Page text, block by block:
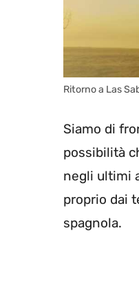
Ritorno a Las
Siamo di
possibilità
negli ultimi
proprio dai
spagnola.